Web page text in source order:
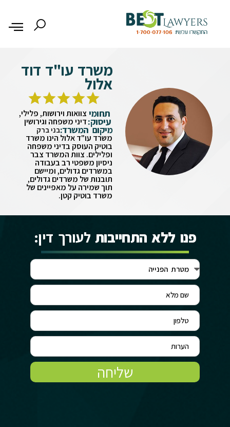
משרד עו"ד דוד
אלול
תחומי
עיסוק:
צוואות וירושות, פלילי,
דיני משפחה וגירושין
מיקום המשרד:בני ברק
משרד עו"ד אלול הינו משרד
בוטיק העוסק בדיני משפחה
ופלילים. צוות המשרד צבר
ניסיון משפטי רב בעבודה
במשרדים גדולים, ומיישם
תובנות של משרדים גדולים,
תוך שמירה על מאפיינים של
משרד בוטיק קטן.
פנו ללא התחייבות לעורך דין:
שליחה